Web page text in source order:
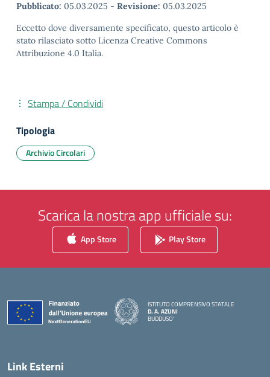
Pubblicato: 05.03.2025 - Revisione: 05.03.2025
Eccetto dove diversamente specificato, questo articolo è
stato rilasciato sotto Licenza Creative Commons
Attribuzione 4.0 Italia.
Stampa / Condividi
Tipologia
Archivio Circolari
Scarica la nostra app ufficiale su:
App Store Play Store
ISTITUTO COMPRENSIVO STATALE
D. A. AZUNI
BUDDUSO'
Link Esterni